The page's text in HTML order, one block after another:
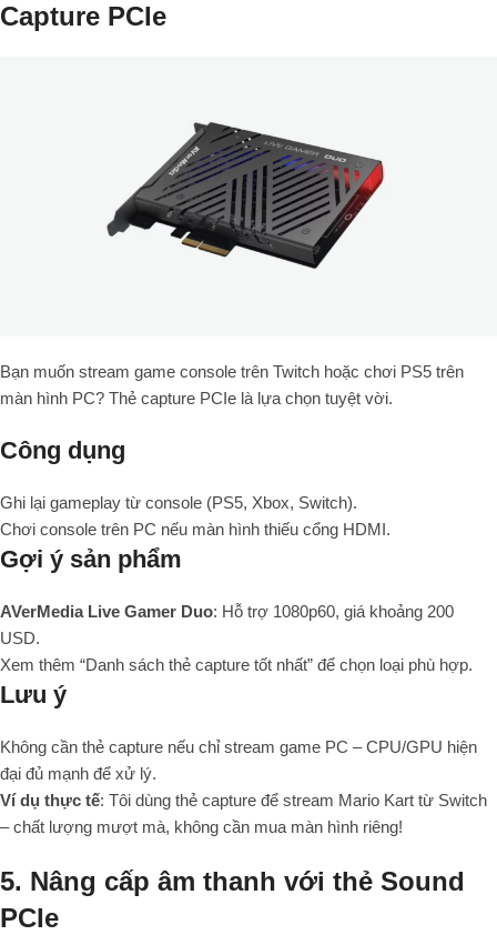
Capture PCIe
Bạn muốn stream game console trên Twitch hoặc chơi PS5 trên
màn hình PC? Thẻ capture PCIe là lựa chọn tuyệt vời.
Công dụng
Ghi lại gameplay từ console (PS5, Xbox, Switch).
Chơi console trên PC nếu màn hình thiếu cổng HDMI.
Gợi ý sản phẩm
AVerMedia Live Gamer Duo: Hỗ trợ 1080p60, giá khoảng 200
USD.
Xem thêm “Danh sách thẻ capture tốt nhất” để chọn loại phù hợp.
Lưu ý
Không cần thẻ capture nếu chỉ stream game PC – CPU/GPU hiện
đại đủ mạnh để xử lý.
Ví dụ thực tế: Tôi dùng thẻ capture để stream Mario Kart từ Switch
– chất lượng mượt mà, không cần mua màn hình riêng!
5. Nâng cấp âm thanh với thẻ Sound
PCIe